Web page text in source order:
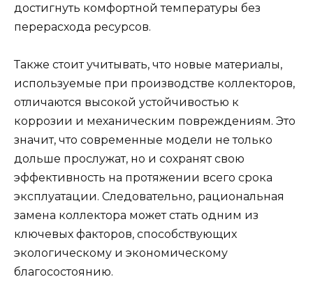
достигнуть комфортной температуры без
перерасхода ресурсов.
Также стоит учитывать, что новые материалы,
используемые при производстве коллекторов,
отличаются высокой устойчивостью к
коррозии и механическим повреждениям. Это
значит, что современные модели не только
дольше прослужат, но и сохранят свою
эффективность на протяжении всего срока
эксплуатации. Следовательно, рациональная
замена коллектора может стать одним из
ключевых факторов, способствующих
экологическому и экономическому
благосостоянию.